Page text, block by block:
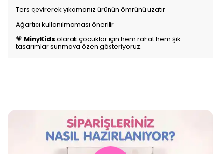
Ters çevirerek yıkamanız ürünün ömrünü uzatır
Ağartıcı kullanılmaması önerilir
💗 MinyKids olarak çocuklar için hem rahat hem şık
tasarımlar sunmaya özen gösteriyoruz.